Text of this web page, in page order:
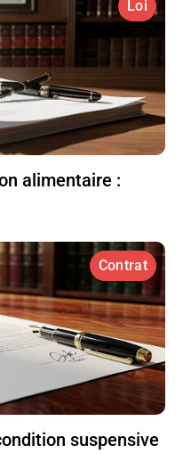
Loi
alimentaire :
Contrat
suspensive